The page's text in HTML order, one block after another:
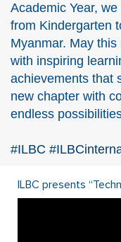
Academic Year,
from Kindergarten
Myanmar. May
with inspiring
achievements that
new chapter with
endless
#ILBC
ILBC presents